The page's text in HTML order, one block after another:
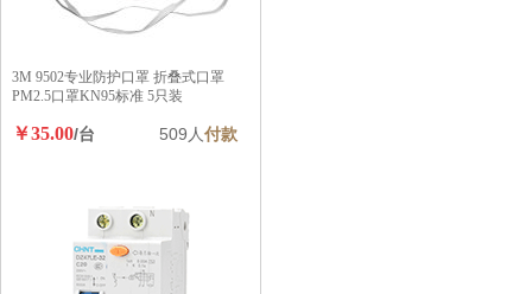
3M 9502专业防护口罩 折叠式口罩
PM2.5口罩KN95标准 5只装
￥35.00/台 509人付款